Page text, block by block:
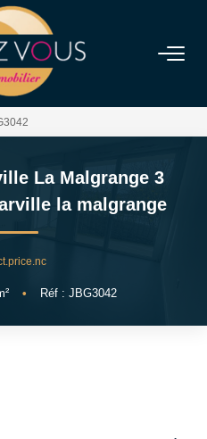
BIENS
La Malgrange 3
la malgrange
• Réf : JBG3042